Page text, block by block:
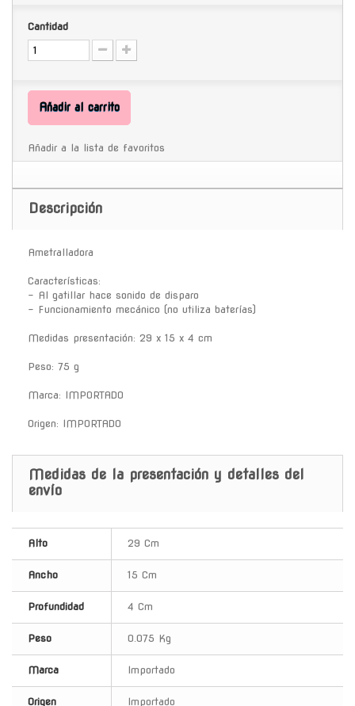
Cantidad
Añadir al carrito
Añadir a la lista de favoritos
Descripción
Ametralladora
Características:
- Al gatillar hace sonido de disparo
- Funcionamiento mecánico (no utiliza baterías)
Medidas presentación: 29 x 15 x 4 cm
Peso: 75 g
Marca: IMPORTADO
Origen: IMPORTADO
Medidas de la presentación y detalles del
envío
Alto 29 Cm
Ancho 15 Cm
Profundidad 4 Cm
Peso 0.075 Kg
Marca Importado
Origen Importado